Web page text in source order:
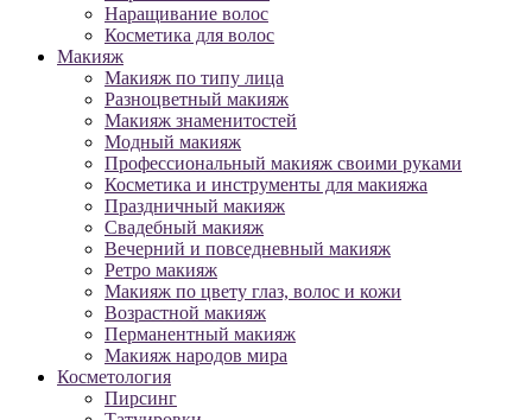
Наращивание волос
Косметика для волос
Макияж
Макияж по типу лица
Разноцветный макияж
Макияж знаменитостей
Модный макияж
Профессиональный макияж своими руками
Косметика и инструменты для макияжа
Праздничный макияж
Свадебный макияж
Вечерний и повседневный макияж
Ретро макияж
Макияж по цвету глаз, волос и кожи
Возрастной макияж
Перманентный макияж
Макияж народов мира
Косметология
Пирсинг